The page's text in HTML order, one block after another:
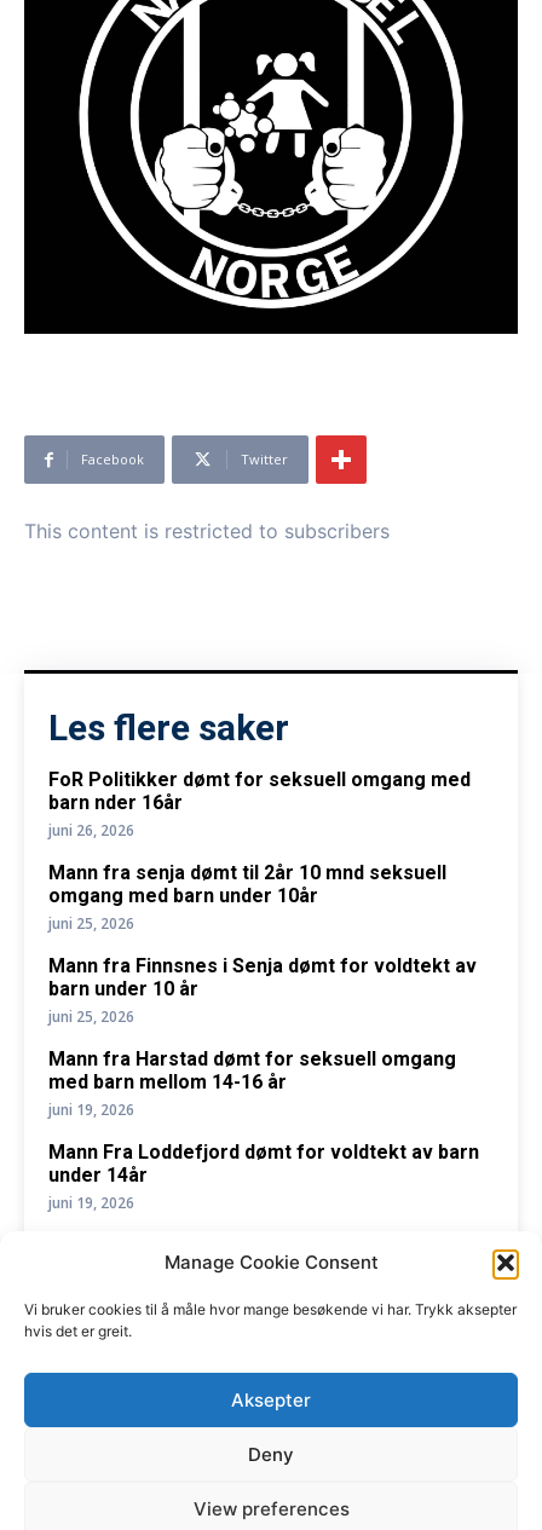
Manage Cookie Consent
Vi bruker cookies til å måle hvor mange besøkende vi har. Trykk aksepter
hvis det er greit.
Aksepter
Deny
View preferences
Facebook Twitter
This content is restricted to subscribers
Les flere saker
FoR Politikker dømt for seksuell omgang med
barn nder 16år
juni 26, 2026
Mann fra senja dømt til 2år 10 mnd seksuell
omgang med barn under 10år
juni 25, 2026
Mann fra Finnsnes i Senja dømt for voldtekt av
barn under 10 år
juni 25, 2026
Mann fra Harstad dømt for seksuell omgang
med barn mellom 14-16 år
juni 19, 2026
Mann Fra Loddefjord dømt for voldtekt av barn
under 14år
juni 19, 2026
Nabovarsel Norge i samarbeid medprivatetterforsker
Etterforsker1
Støtt Nabovarsel, send vipps til 619500